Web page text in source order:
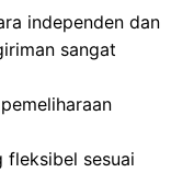
independen dan
sangat
fleksibel sesuai